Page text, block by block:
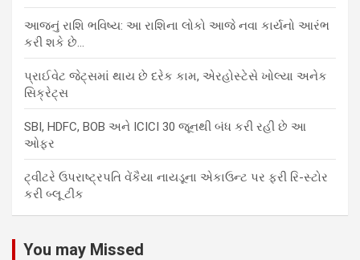
આજનું રાશિ ભવિષ્ય: આ રાશિના લોકો આજે નવા કાર્યનો આરંભ
કરી શકે છે…
પ્રાઈવેટ જેટ્સમાં થાય છે દરેક કામ, એરહોસ્ટેસે ખોલ્યા અનેક
સિક્રેટ્સ
SBI, HDFC, BOB અને ICICI 30 જૂનથી બંધ કરી રહી છે આ
ઓફર
ટ્વીટરે ઉપરાષ્ટ્રપતિ વેંકૈયા નાયડૂના એકાઉન્ટ પર ફરી રિ-સ્ટોર
કરી બ્લૂ ટીક
You may Missed